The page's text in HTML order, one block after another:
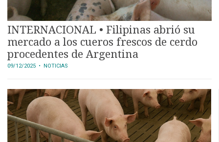
INTERNACIONAL • Filipinas abrió su
mercado a los cueros frescos de cerdo
procedentes de Argentina
09/12/2025 • NOTICIAS